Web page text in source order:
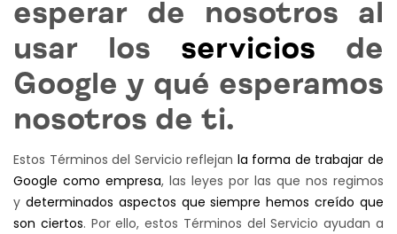
esperar de nosotros al
usar los servicios de
Google y qué esperamos
nosotros de ti.
Estos Términos del Servicio reflejan la forma de trabajar de
Google como empresa, las leyes por las que nos regimos
y determinados aspectos que siempre hemos creído que
son ciertos. Por ello, estos Términos del Servicio ayudan a